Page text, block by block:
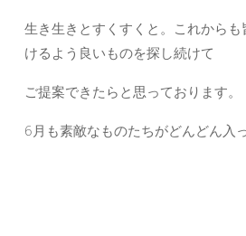
生き生きとすくすくと。これから
けるよう良いものを探し続けて
ご提案できたらと思っております。
6月も素敵なものたちがどんどん入